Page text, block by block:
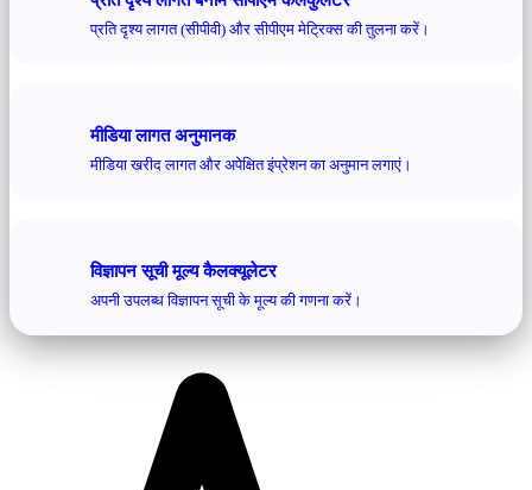
प्रति दृश्य लागत (सीपीवी) और सीपीएम मेट्रिक्स की तुलना करें।
मीडिया लागत अनुमानक
मीडिया खरीद लागत और अपेक्षित इंप्रेशन का अनुमान लगाएं।
विज्ञापन सूची मूल्य कैलक्यूलेटर
अपनी उपलब्ध विज्ञापन सूची के मूल्य की गणना करें।